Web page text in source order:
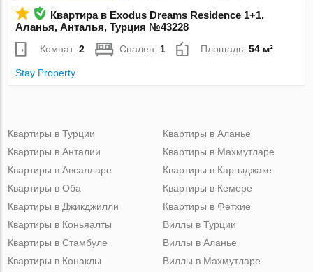
Квартира в Exodus Dreams Residence 1+1,
Аланья, Анталья, Турция №43228
Комнат:2 Спален: 1 Площадь:54 м²
Stay Property
Квартиры в Турции
Квартиры в Анталии
Квартиры в Авсалларе
Квартиры в Оба
Квартиры в Джикджилли
Квартиры в Аланье
Квартиры в Махмутларе
Квартиры в Каргыджаке
Квартиры в Кемере
Квартиры в Фетхие
Квартиры в Коньяалты
Квартиры в Стамбуле
Квартиры в Конаклы
Виллы в Турции
Виллы в Аланье
Виллы в Махмутларе